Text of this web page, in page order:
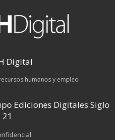
Digital
humanos y empleo
Ediciones Digitales Siglo
21